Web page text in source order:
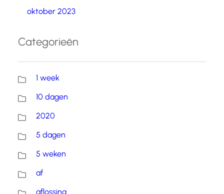
oktober 2023
Categorieën
1 week
10 dagen
2020
5 dagen
5 weken
af
aflossing